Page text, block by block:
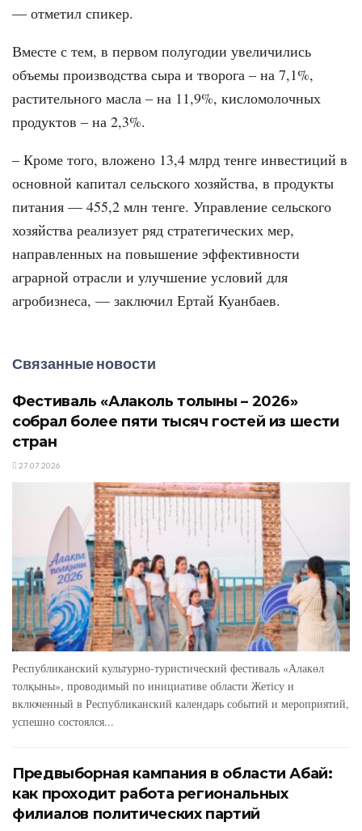
— отметил спикер.
Вместе с тем, в первом полугодии увеличились
объемы производства сыра и творога – на 7,1%,
растительного масла – на 11,9%, кисломолочных
продуктов – на 2,3%.
– Кроме того, вложено 13,4 млрд тенге инвестиций в
основной капитал сельского хозяйства, в продукты
питания — 455,2 млн тенге. Управление сельского
хозяйства реализует ряд стратегических мер,
направленных на повышение эффективности
аграрной отрасли и улучшение условий для
агробизнеса, — заключил Ертай Куанбаев.
Связанные новости
Фестиваль «Алаколь толқыны – 2026»
собрал более пяти тысяч гостей из шести
стран
27.07.2026
Республиканский культурно-туристический фестиваль «Алакөл
толқыны», проводимый по инициативе области Жетісу и
включенный в Республиканский календарь событий и мероприятий,
успешно состоялся...
Предвыборная кампания в области Абай:
как проходит работа региональных
филиалов политических партий